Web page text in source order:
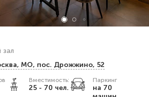
зал
МО, пос. Дрожжино, 52
Вместимость:
25 - 70 чел.
Паркинг
на 70